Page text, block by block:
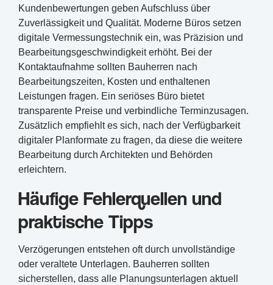
Kundenbewertungen geben Aufschluss über
Zuverlässigkeit und Qualität. Moderne Büros setzen
digitale Vermessungstechnik ein, was Präzision und
Bearbeitungsgeschwindigkeit erhöht. Bei der
Kontaktaufnahme sollten Bauherren nach
Bearbeitungszeiten, Kosten und enthaltenen
Leistungen fragen. Ein seriöses Büro bietet
transparente Preise und verbindliche Terminzusagen.
Zusätzlich empfiehlt es sich, nach der Verfügbarkeit
digitaler Planformate zu fragen, da diese die weitere
Bearbeitung durch Architekten und Behörden
erleichtern.
Häufige Fehlerquellen und
praktische Tipps
Verzögerungen entstehen oft durch unvollständige
oder veraltete Unterlagen. Bauherren sollten
sicherstellen, dass alle Planungsunterlagen aktuell